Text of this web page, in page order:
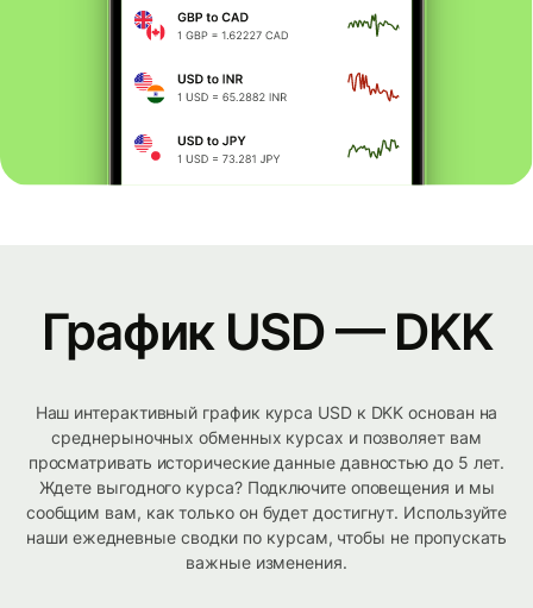
График USD — DKK
Наш интерактивный график курса USD к DKK основан на
среднерыночных обменных курсах и позволяет вам
просматривать исторические данные давностью до 5 лет.
Ждете выгодного курса? Подключите оповещения и мы
сообщим вам, как только он будет достигнут. Используйте
наши ежедневные сводки по курсам, чтобы не пропускать
важные изменения.